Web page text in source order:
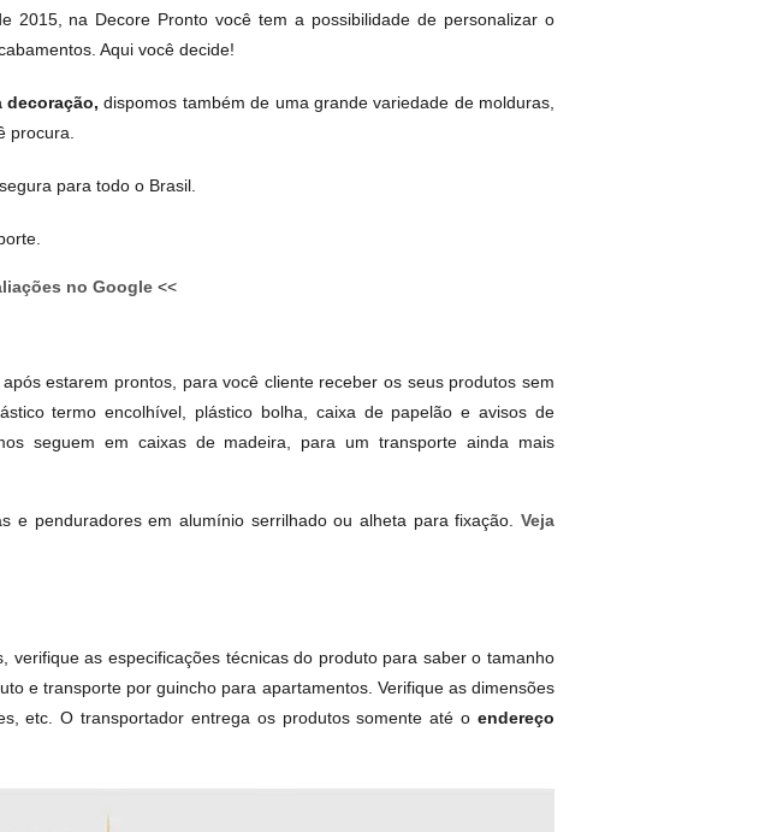
2015, na Decore Pronto você tem a possibilidade de personalizar o
Aqui você decide!
decoração,dispomos também de uma grande variedade de molduras,
procura.
para todo o Brasil.
no Google<<
estarem prontos, para você cliente receber os seus produtos sem
termo encolhível, plástico bolha, caixa de papelão e avisos de
seguem em caixas de madeira, para um transporte ainda mais
e penduradores em alumínio serrilhado ou alheta para fixação. Veja
as especificações técnicas do produto para saber o tamanho
e transporte por guincho para apartamentos. Verifique as dimensões
etc. O transportador entrega os produtos somente até o endereço